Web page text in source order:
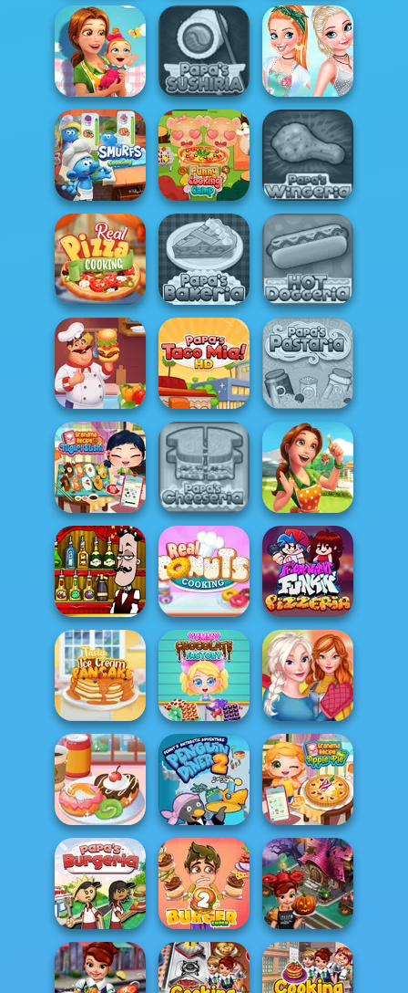
Pasteles y
bebidas de
unicorni...
Papa's Pizzeria Papa's Donuteria
Delicious -
Emily's New
Beginn...
Papa's Sushiria
Princesses
Cooking
Challenge:...
The Smurfs:
Cooking
Funny Cooking
Camp
Papa's Wingeria
Cocinar pizza Papa's Bakeria
Papa's Hot
Doggeria
Hamburger
Cooking Mania
Papa's Taco Mia Papa's Pastaria
Grandma Recipe
Nigiri Sushi
Papa's Cheeseria
Delicious -
Emily's Home
Sweet...
Bartender The
Right Mix
Real Donuts
Cooking
FNF Pizzeria
Tasty Ice Cream
Pancake
Yummy
Chocolate
Factory
Sisters
Thanksgiving
Dinner
Yummy Donut
Factory
Penguin Diner 2
Grandma Recipe
Apple Pie